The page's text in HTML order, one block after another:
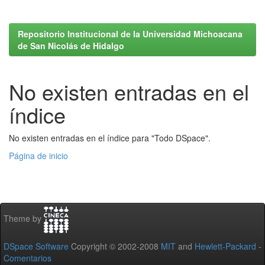
Repositorio Institucional de la Universidad Michoacana
de San Nicolás de Hidalgo
No existen entradas en el
índice
No existen entradas en el índice para "Todo DSpace".
Página de inicio
Theme by
DSpace Software Copyright © 2002-2008 MIT and Hewlett-Packard -
Comentarios